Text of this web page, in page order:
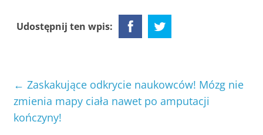
Udostępnij ten wpis:
← Zaskakujące odkrycie naukowców! Mózg nie
zmienia mapy ciała nawet po amputacji
kończyny!